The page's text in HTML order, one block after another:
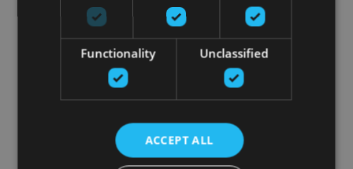
ROTĒJOŠS STIPRINĀJUMS TANK M4/MX
TRENIŅU RAGAVĀM
TORQUE FITNESS
€
Functionality Unclassified
ACCEPT ALL